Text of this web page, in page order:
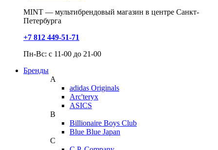
MINT — мультибрендовый магазин в центре Санкт-
Петербурга
+7 812 449-51-71
Пн-Вс: с 11-00 до 21-00
Бренды
A
adidas Originals
Arc'teryx
ASICS
B
Billionaire Boys Club
Blue Blue Japan
C